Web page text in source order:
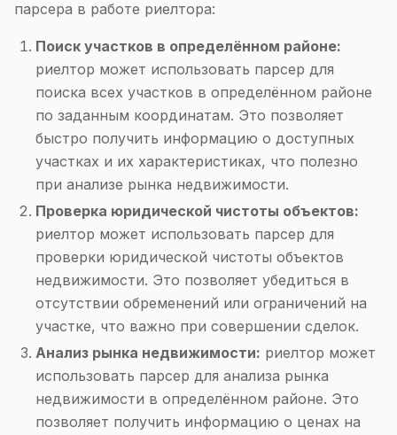
парсера в работе риелтора:
Поиск участков в определённом районе:
риелтор может использовать парсер для
поиска всех участков в определённом районе
по заданным координатам. Это позволяет
быстро получить информацию о доступных
участках и их характеристиках, что полезно
при анализе рынка недвижимости.
Проверка юридической чистоты объектов:
риелтор может использовать парсер для
проверки юридической чистоты объектов
недвижимости. Это позволяет убедиться в
отсутствии обременений или ограничений на
участке, что важно при совершении сделок.
Анализ рынка недвижимости: риелтор может
использовать парсер для анализа рынка
недвижимости в определённом районе. Это
позволяет получить информацию о ценах на